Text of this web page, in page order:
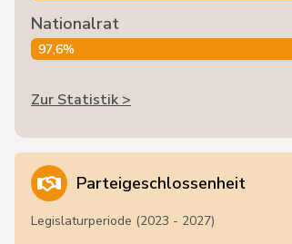
Nationalrat
97,6%
Zur Statistik >
Parteigeschlossenheit
Legislaturperiode (2023 - 2027)